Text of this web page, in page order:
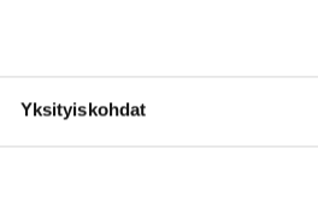
Yksityiskohdat
tai korun